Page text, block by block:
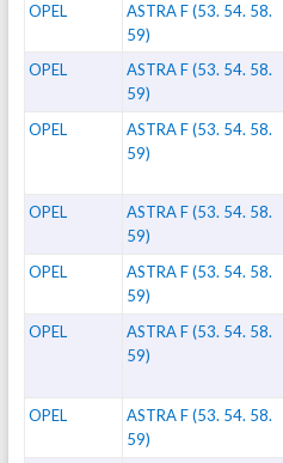
OPEL
ASTRA F (53. 54. 58.
59)
OPEL
ASTRA F (53. 54. 58.
59)
OPEL
ASTRA F (53. 54. 58.
59)
OPEL
ASTRA F (53. 54. 58.
59)
OPEL
ASTRA F (53. 54. 58.
59)
OPEL
ASTRA F (53. 54. 58.
59)
OPEL
ASTRA F (53. 54. 58.
59)